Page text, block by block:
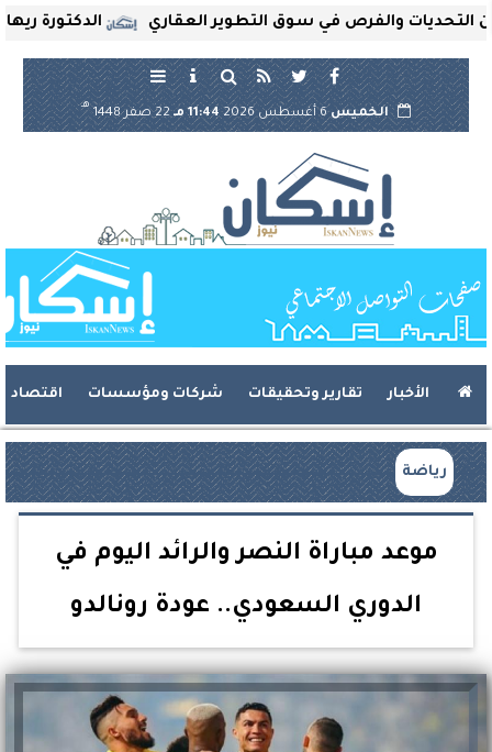
الدكتورة ريهام والفرص في سوق التطوير العقاري
الخميس6 أغسطس 2026 11:44 مـ 22 صفر 1448
هـ
الأخبار تقارير وتحقيقات شركات ومؤسسات اقتصاد
رياضة
موعد مباراة النصر والرائد اليوم في
الدوري السعودي.. عودة رونالدو